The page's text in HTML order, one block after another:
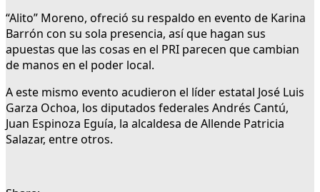
“Alito” Moreno, ofreció su respaldo en evento de Karina
Barrón con su sola presencia, así que hagan sus
apuestas que las cosas en el PRI parecen que cambian
de manos en el poder local.
A este mismo evento acudieron el líder estatal José Luis
Garza Ochoa, los diputados federales Andrés Cantú,
Juan Espinoza Eguía, la alcaldesa de Allende Patricia
Salazar, entre otros.